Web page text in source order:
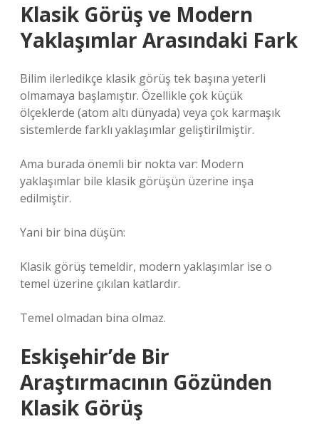
Klasik Görüş ve Modern
Yaklaşımlar Arasındaki Fark
Bilim ilerledikçe klasik görüş tek başına yeterli
olmamaya başlamıştır. Özellikle çok küçük
ölçeklerde (atom altı dünyada) veya çok karmaşık
sistemlerde farklı yaklaşımlar geliştirilmiştir.
Ama burada önemli bir nokta var: Modern
yaklaşımlar bile klasik görüşün üzerine inşa
edilmiştir.
Yani bir bina düşün:
Klasik görüş temeldir, modern yaklaşımlar ise o
temel üzerine çıkılan katlardır.
Temel olmadan bina olmaz.
Eskişehir’de Bir
Araştırmacının Gözünden
Klasik Görüş